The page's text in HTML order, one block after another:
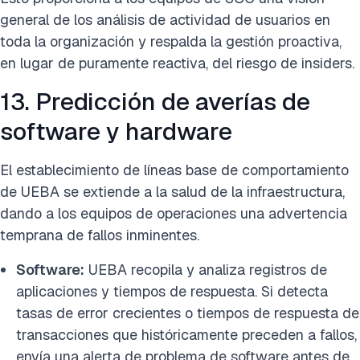
general de los análisis de actividad de usuarios en
toda la organización y respalda la gestión proactiva,
en lugar de puramente reactiva, del riesgo de insiders.
13. Predicción de averías de
software y hardware
El establecimiento de líneas base de comportamiento
de UEBA se extiende a la salud de la infraestructura,
dando a los equipos de operaciones una advertencia
temprana de fallos inminentes.
Software: UEBA recopila y analiza registros de
aplicaciones y tiempos de respuesta. Si detecta
tasas de error crecientes o tiempos de respuesta de
transacciones que históricamente preceden a fallos,